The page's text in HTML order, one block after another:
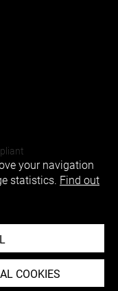
your navigation
statistics. Find out
COOKIES